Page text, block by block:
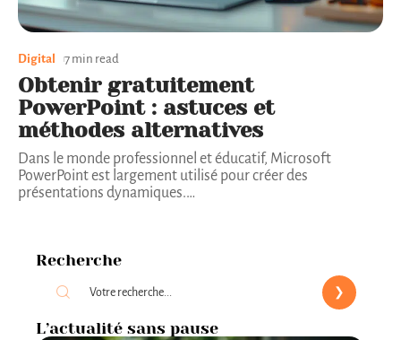
Digital 7 min read
Obtenir gratuitement
PowerPoint : astuces et
méthodes alternatives
Dans le monde professionnel et éducatif, Microsoft
PowerPoint est largement utilisé pour créer des
présentations dynamiques.…
Recherche
L’actualité sans pause